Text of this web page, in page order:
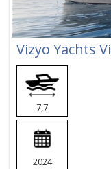
Vizyo Yachts
7,7
2024